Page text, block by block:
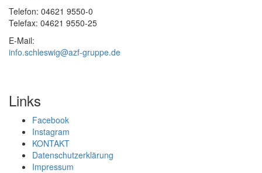
Telefon: 04621 9550-0
Telefax: 04621 9550-25
E-Mail:
info.schleswig@azf-gruppe.de
Links
Facebook
Instagram
KONTAKT
Datenschutzerklärung
Impressum